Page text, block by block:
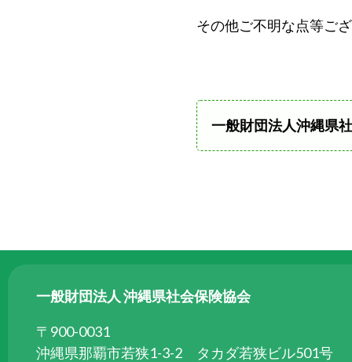
その他ご不明な点等ご
一般財団法人沖縄県
一般財団法人 沖縄県社会保険協会
〒900-0031
沖縄県那覇市若狭1-3-2 タカダ若狭ビル501号